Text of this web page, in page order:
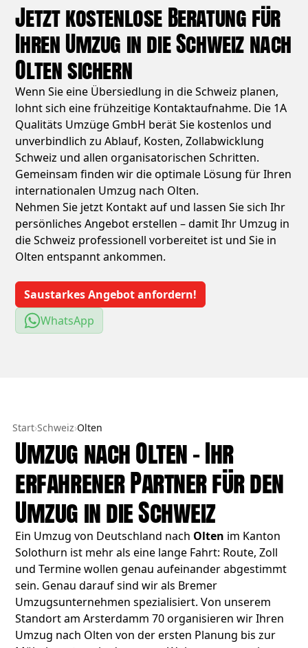
Jetzt kostenlose Beratung für
Ihren Umzug in die Schweiz nach
Olten sichern
Wenn Sie eine Übersiedlung in die Schweiz planen,
lohnt sich eine frühzeitige Kontaktaufnahme. Die 1A
Qualitäts Umzüge GmbH berät Sie kostenlos und
unverbindlich zu Ablauf, Kosten, Zollabwicklung
Schweiz und allen organisatorischen Schritten.
Gemeinsam finden wir die optimale Lösung für Ihren
internationalen Umzug nach Olten.
Nehmen Sie jetzt Kontakt auf und lassen Sie sich Ihr
persönliches Angebot erstellen – damit Ihr Umzug in
die Schweiz professionell vorbereitet ist und Sie in
Olten entspannt ankommen.
Saustarkes Angebot anfordern!
WhatsApp
Start›Schweiz›Olten
Umzug nach Olten – Ihr
erfahrener Partner für den
Umzug in die Schweiz
Ein Umzug von Deutschland nach Olten im Kanton
Solothurn ist mehr als eine lange Fahrt: Route, Zoll
und Termine wollen genau aufeinander abgestimmt
sein. Genau darauf sind wir als Bremer
Umzugsunternehmen spezialisiert. Von unserem
Standort am Arsterdamm 70 organisieren wir Ihren
Umzug nach Olten von der ersten Planung bis zur